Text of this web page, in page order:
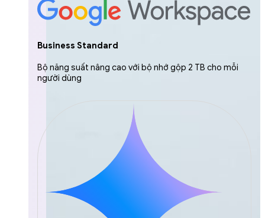
Business Standard
Bộ năng suất nâng cao với bộ nhớ gộp 2 TB cho mỗi
người dùng